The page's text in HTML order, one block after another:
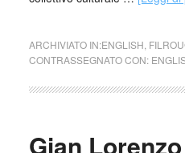
ARCHIVIATO IN:ENGLISH
CONTRASSEGNATO CON:
Gian